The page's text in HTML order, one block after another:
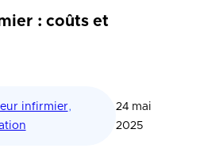
: coûts et
infirmier,
24 mai
2025